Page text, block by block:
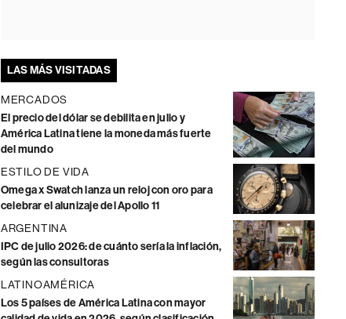
LAS MÁS VISITADAS
MERCADOS
El precio del dólar se debilita en julio y
América Latina tiene la moneda más fuerte
del mundo
ESTILO DE VIDA
Omega x Swatch lanza un reloj con oro para
celebrar el alunizaje del Apollo 11
ARGENTINA
IPC de julio 2026: de cuánto sería la inflación,
según las consultoras
LATINOAMÉRICA
Los 5 países de América Latina con mayor